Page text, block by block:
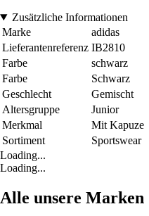
Zusätzliche Informationen
Marke
adidas
Lieferantenreferenz IB2810
Farbe
schwarz
Farbe
Schwarz
Geschlecht
Gemischt
Altersgruppe
Junior
Merkmal
Mit Kapuze
Sortiment
Sportswear
Loading...
Loading...
Alle unsere Marken